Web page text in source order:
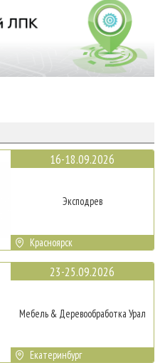
16-18.09.2026
Эксподрев
Красноярск
23-25.09.2026
Мебель & Деревообработка Урал
Екатеринбург